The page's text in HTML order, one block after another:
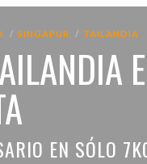
SINGAPUR TAILANDIA
EN SÓLO